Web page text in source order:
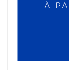
À